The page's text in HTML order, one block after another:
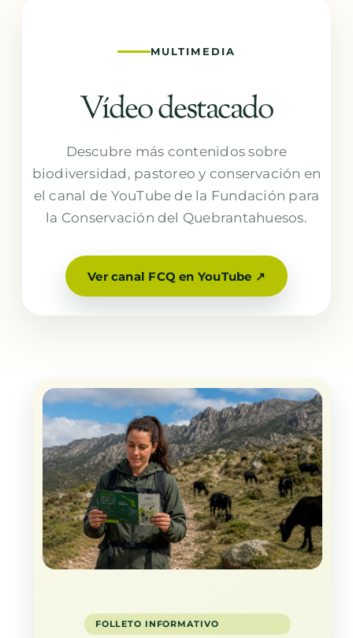
MULTIMEDIA
Vídeo destacado
Descubre más contenidos sobre
biodiversidad, pastoreo y conservación en
el canal de YouTube de la Fundación para
la Conservación del Quebrantahuesos.
Ver canal FCQ en YouTube ↗
FOLLETO INFORMATIVO